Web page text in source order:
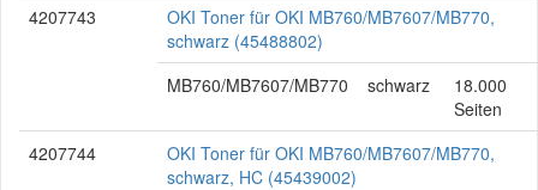
4207743
OKI Toner für OKI MB760/MB7607/MB770,
schwarz (45488802)
MB760/MB7607/MB770
schwarz
18.000
Seiten
4207744
OKI Toner für OKI MB760/MB7607/MB770,
schwarz, HC (45439002)